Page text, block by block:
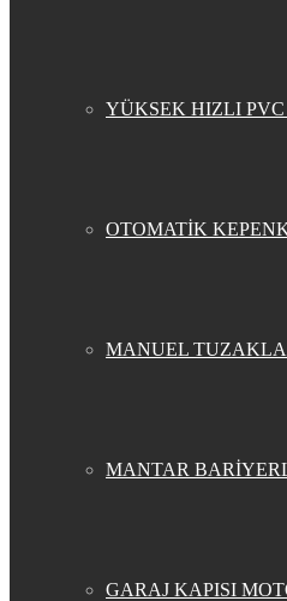
YÜKSEK HIZLI
OTOMATİK
MANUEL
MANTAR
GARAJ KAPISI